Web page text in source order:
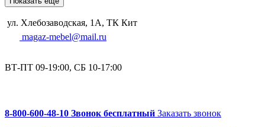
ул. Хлебозаводская, 1А, ТК Кит
magaz-mebel@mail.ru
ВТ-ПТ 09-19:00, СБ 10-17:00
8-800-600-48-10 Звонок бесплатный Заказать звонок